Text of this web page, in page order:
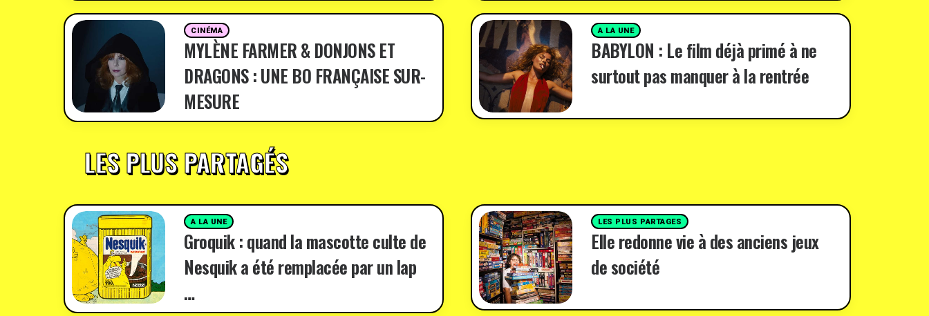
CINÉMA
MYLÈNE FARMER & DONJONS ET
DRAGONS : UNE BO FRANÇAISE SUR-
MESURE
A LA UNE
BABYLON : Le film déjà primé à ne
surtout pas manquer à la rentrée
LES PLUS PARTAGÉS
A LA UNE
Groquik : quand la mascotte culte de
Nesquik a été remplacée par un lap
…
LES PLUS PARTAGES
Elle redonne vie à des anciens jeux
de société